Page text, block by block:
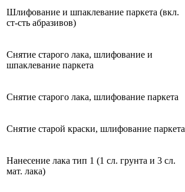
Шлифование и шпаклевание паркета (вкл.
ст-сть абразивов)
Снятие старого лака, шлифование и
шпаклевание паркета
Снятие старого лака, шлифование паркета
Снятие старой краски, шлифование паркета
Нанесение лака тип 1 (1 сл. грунта и 3 сл.
мат. лака)